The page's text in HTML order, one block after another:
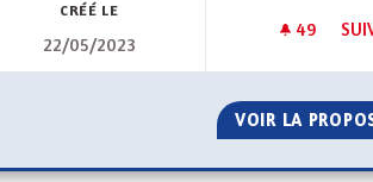
CRÉÉ LE
22/05/2023
49 49
VOIR LA